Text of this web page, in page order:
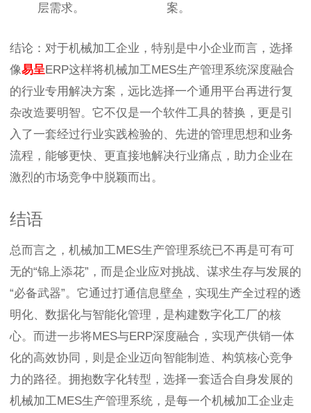
层需求。
案。
结论：对于机械加工企业，特别是中小企业而言，选择
像易呈ERP这样将机械加工MES生产管理系统深度融合
的行业专用解决方案，远比选择一个通用平台再进行复
杂改造要明智。它不仅是一个软件工具的替换，更是引
入了一套经过行业实践检验的、先进的管理思想和业务
流程，能够更快、更直接地解决行业痛点，助力企业在
激烈的市场竞争中脱颖而出。
结语
总而言之，机械加工MES生产管理系统已不再是可有可
无的“锦上添花”，而是企业应对挑战、谋求生存与发展的
“必备武器”。它通过打通信息壁垒，实现生产全过程的透
明化、数据化与智能化管理，是构建数字化工厂的核
心。而进一步将MES与ERP深度融合，实现产供销一体
化的高效协同，则是企业迈向智能制造、构筑核心竞争
力的路径。拥抱数字化转型，选择一套适合自身发展的
机械加工MES生产管理系统，是每一个机械加工企业走